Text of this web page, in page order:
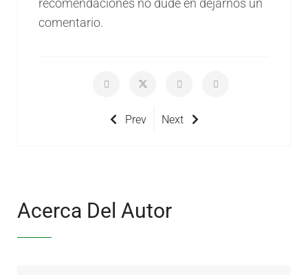
recomendaciones no dude en dejarnos un
comentario.
Prev Next
Acerca Del Autor